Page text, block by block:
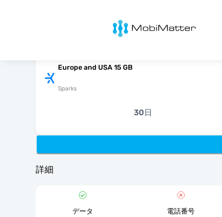
MobiMatter
Europe and USA 15 GB
Sparks
30日
詳細
データ 電話番号